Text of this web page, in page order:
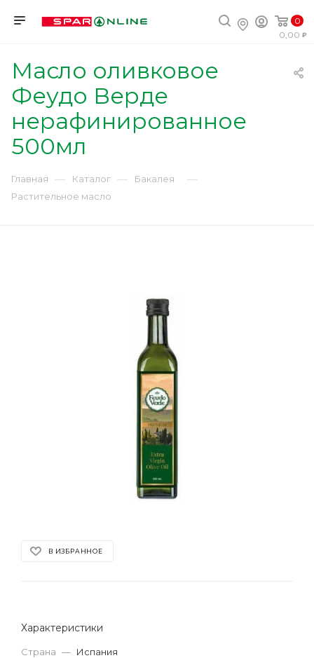
0
0,00
Масло оливковое
Феудо Верде
нерафинированное
500мл
Главная — Каталог — Бакалея —
Растительное масло
В ИЗБРАННОЕ
Характеристики
Страна — Испания